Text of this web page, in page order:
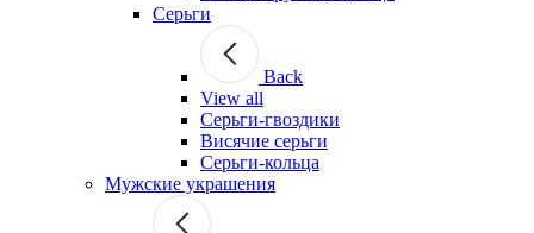
Серьги
Back
View all
Серьги-гвоздики
Висячие серьги
Серьги-кольца
Мужские украшения